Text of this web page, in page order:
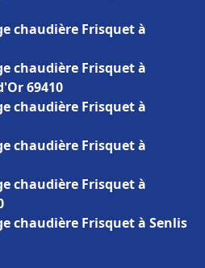
chaudière Frisquet à
chaudière Frisquet à
69410
chaudière Frisquet à
chaudière Frisquet à
chaudière Frisquet à
chaudière Frisquet à Senlis